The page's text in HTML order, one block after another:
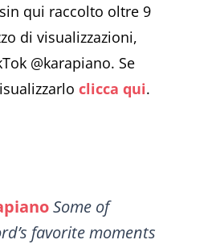
qui raccolto oltre 9
di visualizzazioni,
@karapiano. Se
clicca qui.
Some of
favorite moments